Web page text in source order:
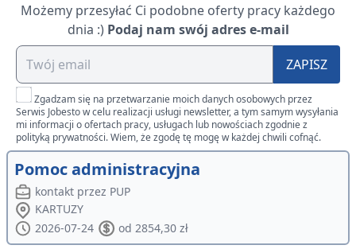
Możemy przesyłać Ci podobne oferty pracy każdego
dnia :) Podaj nam swój adres e-mail
ZAPISZ
Zgadzam się na przetwarzanie moich danych osobowych przez
Serwis Jobesto w celu realizacji usługi newsletter, a tym samym wysyłania
mi informacji o ofertach pracy, usługach lub nowościach zgodnie z
polityką prywatności. Wiem, że zgodę tę mogę w każdej chwili cofnąć.
Pomoc administracyjna
kontakt przez PUP
KARTUZY
2026-07-24
od 2854,30 zł